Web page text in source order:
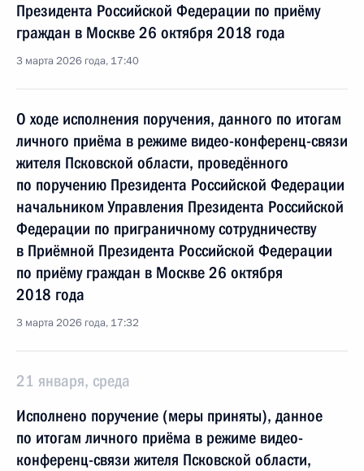
Президента Российской Федерации по приёму
граждан в Москве 26 октября 2018 года
3 марта 2026 года, 17:40
О ходе исполнения поручения, данного по итогам
личного приёма в режиме видео-конференц-связи
жителя Псковской области, проведённого
по поручению Президента Российской Федерации
начальником Управления Президента Российской
Федерации по приграничному сотрудничеству
в Приёмной Президента Российской Федерации
по приёму граждан в Москве 26 октября
2018 года
3 марта 2026 года, 17:32
21 января, среда
Исполнено поручение (меры приняты), данное
по итогам личного приёма в режиме видео-
конференц-связи жителя Псковской области,